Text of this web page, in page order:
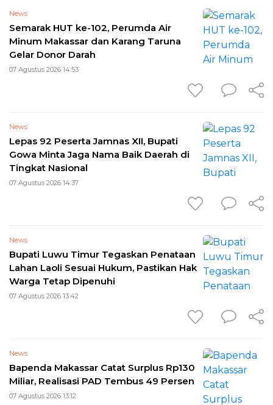
News
Semarak HUT ke-102, Perumda Air
Minum Makassar dan Karang Taruna
Gelar Donor Darah
07 Agustus 2026 14:53
News
Lepas 92 Peserta Jamnas XII, Bupati
Gowa Minta Jaga Nama Baik Daerah di
Tingkat Nasional
07 Agustus 2026 14:37
News
Bupati Luwu Timur Tegaskan Penataan
Lahan Laoli Sesuai Hukum, Pastikan Hak
Warga Tetap Dipenuhi
07 Agustus 2026 13:42
News
Bapenda Makassar Catat Surplus Rp130
Miliar, Realisasi PAD Tembus 49 Persen
07 Agustus 2026 13:12